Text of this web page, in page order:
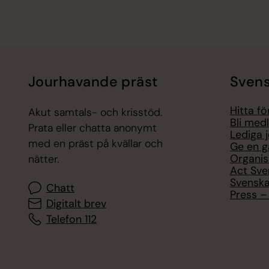
Jourhavande präst
Akut samtals- och krisstöd.
Prata eller chatta anonymt
med en präst på kvällar och
nätter.
Chatt
Digitalt brev
Telefon 112
Hitta
Bli
Lediga
Ge en
Act
Press